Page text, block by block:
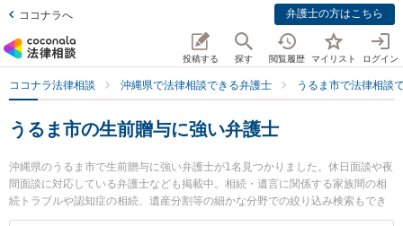
ココナラへ 弁護士の方はこちら
投稿する 探す 閲覧履歴 マイリスト ログイン
ココナラ法律相談 沖縄県で法律相談できる弁護士 うるま市で法律相談
うるま市の生前贈与に強い弁護士
沖縄県のうるま市で生前贈与に強い弁護士が1名見つかりました。休日面談や夜
間面談に対応している弁護士なども掲載中。相続・遺言に関係する家族間の相
続トラブルや認知症の相続、遺産分割等の細かな分野での絞り込み検索もでき
便利です。特にうるま・あおいそら法律事務所の松山 清一郎弁護士のプロフィ